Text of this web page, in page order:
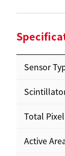
Sensor
Total
Active